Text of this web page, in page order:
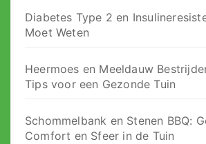
Diabetes Type 2 en
Moet Weten
Heermoes en Meeldauw
Tips voor een Gezonde Tuin
Schommelbank en Stenen BBQ:
Comfort en Sfeer in de Tuin